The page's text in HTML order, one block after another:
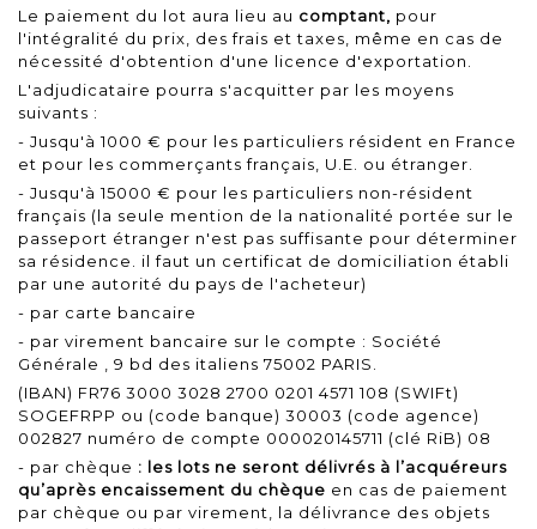
Le paiement du lot aura lieu au comptant, pour
l'intégralité du prix, des frais et taxes, même en cas de
nécessité d'obtention d'une licence d'exportation.
L'adjudicataire pourra s'acquitter par les moyens
suivants :
- Jusqu'à 1000 € pour les particuliers résident en France
et pour les commerçants français, U.E. ou étranger.
- Jusqu'à 15000 € pour les particuliers non-résident
français (la seule mention de la nationalité portée sur le
passeport étranger n'est pas suffisante pour déterminer
sa résidence. il faut un certificat de domiciliation établi
par une autorité du pays de l'acheteur)
- par carte bancaire
- par virement bancaire sur le compte : Société
Générale , 9 bd des italiens 75002 PARIS.
(IBAN) FR76 3000 3028 2700 0201 4571 108 (SWIFt)
SOGEFRPP ou (code banque) 30003 (code agence)
002827 numéro de compte 000020145711 (clé RiB) 08
- par chèque : les lots ne seront délivrés à l’acquéreurs
qu’après encaissement du chèque en cas de paiement
par chèque ou par virement, la délivrance des objets